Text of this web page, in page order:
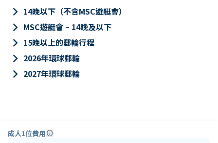
keyboard_arrow_right 14晚以下（不含MSC遊艇會）
keyboard_arrow_right MSC遊艇會 – 14晚及以下
keyboard_arrow_right 15晚以上的郵輪行程
keyboard_arrow_right 2026年環球郵輪
keyboard_arrow_right 2027年環球郵輪
成人1位費用info